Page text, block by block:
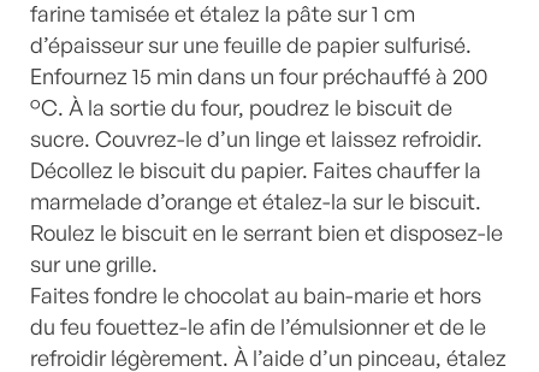
farine tamisée et étalez la pâte sur 1 cm
d’épaisseur sur une feuille de papier sulfurisé.
Enfournez 15 min dans un four préchauffé à 200
°C. À la sortie du four, poudrez le biscuit de
sucre. Couvrez-le d’un linge et laissez refroidir.
Décollez le biscuit du papier. Faites chauffer la
marmelade d’orange et étalez-la sur le biscuit.
Roulez le biscuit en le serrant bien et disposez-le
sur une grille.
Faites fondre le chocolat au bain-marie et hors
du feu fouettez-le afin de l’émulsionner et de le
refroidir légèrement. À l’aide d’un pinceau, étalez